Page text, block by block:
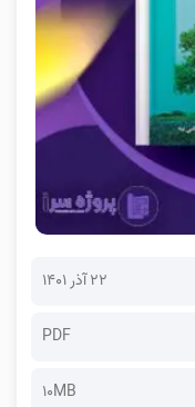
۲۲ آذر ۱۴۰۱
PDF
10MB